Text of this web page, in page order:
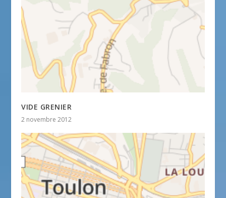
VIDE GRENIER
2 novembre 2012